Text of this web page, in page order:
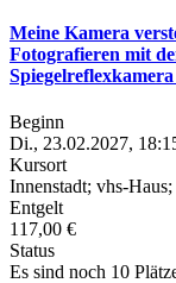
Meine Kamera
Fotografieren mit
Spiegelreflexkamera
Beginn
Di., 23.02.2027,
Kursort
Innenstadt; vhs-Haus;
Entgelt
117,00 €
Status
Es sind noch 10